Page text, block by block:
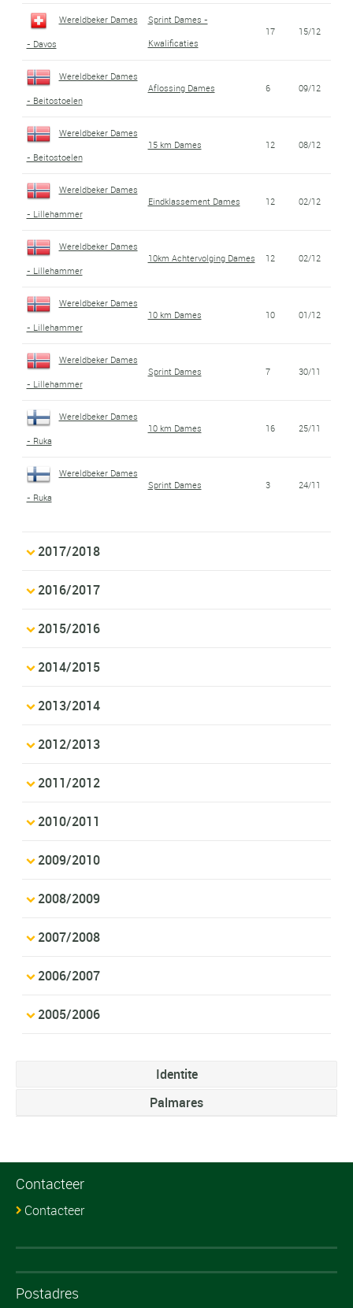
Wereldbeker Dames
- Davos
Sprint Dames -
Kwalificaties
17 15/12
Wereldbeker Dames
- Beitostoelen
Aflossing Dames 6 09/12
Wereldbeker Dames
- Beitostoelen
15 km Dames 12 08/12
Wereldbeker Dames
- Lillehammer
Eindklassement Dames 12 02/12
Wereldbeker Dames
- Lillehammer
10km Achtervolging Dames 12 02/12
Wereldbeker Dames
- Lillehammer
10 km Dames 10 01/12
Wereldbeker Dames
- Lillehammer
Sprint Dames 7 30/11
Wereldbeker Dames
- Ruka
10 km Dames 16 25/11
Wereldbeker Dames
- Ruka
Sprint Dames 3 24/11
2017/2018
2016/2017
2015/2016
2014/2015
2013/2014
2012/2013
2011/2012
2010/2011
2009/2010
2008/2009
2007/2008
2006/2007
2005/2006
Identite
Palmares
Contacteer
Contacteer
Postadres